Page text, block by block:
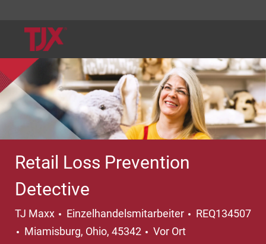
Retail Loss Prevention
Detective
TJ Maxx Kategorie
Einzelhandelsmitarbeiter
REQ134507
Ort
Miamisburg, Ohio, 45342 Vor Ort